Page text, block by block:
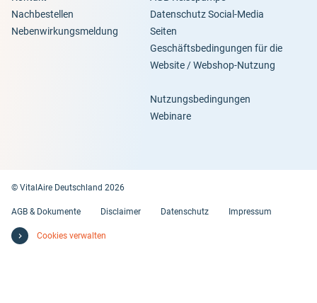
Nachbestellen
Nebenwirkungsmeldung
Datenschutz Social-Media
Seiten
Geschäftsbedingungen für die
Website / Webshop-Nutzung
Nutzungsbedingungen
Webinare
© VitalAire Deutschland 2026
AGB & Dokumente Disclaimer Datenschutz Impressum
Cookies verwalten